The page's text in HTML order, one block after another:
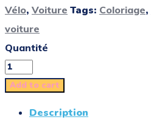
Vélo, Voiture Tags: Coloriage,
voiture
Quantité
Add to cart
Description